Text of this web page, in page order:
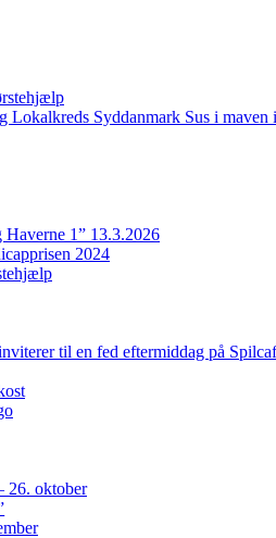
Syddanmark Sus i maven
Haverne 1” 13.3.2026
2024
til en fed eftermiddag på
26. oktober